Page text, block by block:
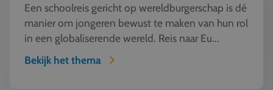
Een schoolreis gericht op wereldburgerschap is dé
manier om jongeren bewust te maken van hun rol
in een globaliserende wereld. Reis naar Eu...
Bekijk het thema